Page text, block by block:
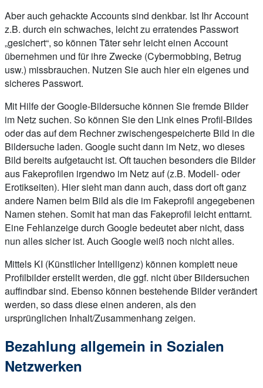
Aber auch gehackte Accounts sind denkbar. Ist Ihr Account
z.B. durch ein schwaches, leicht zu erratendes Passwort
„gesichert“, so können Täter sehr leicht einen Account
übernehmen und für ihre Zwecke (Cybermobbing, Betrug
usw.) missbrauchen. Nutzen Sie auch hier ein eigenes und
sicheres Passwort.
Mit Hilfe der Google-Bildersuche können Sie fremde Bilder
im Netz suchen. So können Sie den Link eines Profil-Bildes
oder das auf dem Rechner zwischengespeicherte Bild in die
Bildersuche laden. Google sucht dann im Netz, wo dieses
Bild bereits aufgetaucht ist. Oft tauchen besonders die Bilder
aus Fakeprofilen irgendwo im Netz auf (z.B. Modell- oder
Erotikseiten). Hier sieht man dann auch, dass dort oft ganz
andere Namen beim Bild als die im Fakeprofil angegebenen
Namen stehen. Somit hat man das Fakeprofil leicht enttarnt.
Eine Fehlanzeige durch Google bedeutet aber nicht, dass
nun alles sicher ist. Auch Google weiß noch nicht alles.
Mittels KI (Künstlicher Intelligenz) können komplett neue
Profilbilder erstellt werden, die ggf. nicht über Bildersuchen
auffindbar sind. Ebenso können bestehende Bilder verändert
werden, so dass diese einen anderen, als den
ursprünglichen Inhalt/Zusammenhang zeigen.
Bezahlung allgemein in Sozialen
Netzwerken